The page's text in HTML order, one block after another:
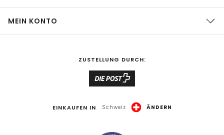
MEIN KONTO
ZUSTELLUNG DURCH:
EINKAUFEN IN Schweiz ÄNDERN